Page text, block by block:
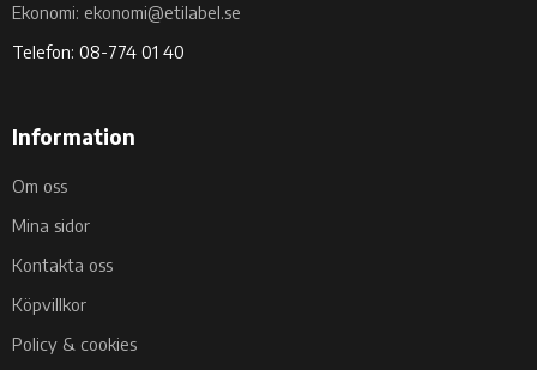
Ekonomi: ekonomi@etilabel.se
Telefon: 08-774 01 40
Information
Om oss
Mina sidor
Kontakta oss
Köpvillkor
Policy & cookies